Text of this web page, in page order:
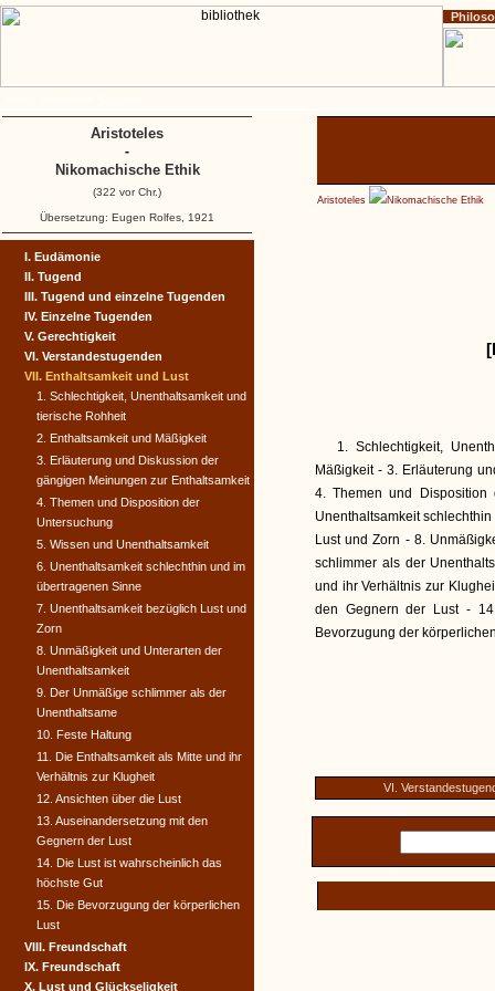
Aristoteles Nikomachische Ethik
1. Schlechtigkeit,
Mäßigkeit - 3. Erläuterung
4. Themen und Disposition
Unenthaltsamkeit
Lust und Zorn - 8.
schlimmer als der
und ihr Verhältnis zur
den Gegnern der Lust -
Bevorzugung der
VI.
I. Eudämonie
II. Tugend
III. Tugend und einzelne Tugenden
IV. Einzelne Tugenden
V. Gerechtigkeit
VI. Verstandestugenden
VII. Enthaltsamkeit und Lust
1. Schlechtigkeit, Unenthaltsamkeit und
tierische Rohheit
2. Enthaltsamkeit und Mäßigkeit
3. Erläuterung und Diskussion der
gängigen Meinungen zur Enthaltsamkeit
4. Themen und Disposition der
Untersuchung
5. Wissen und Unenthaltsamkeit
6. Unenthaltsamkeit schlechthin und im
übertragenen Sinne
7. Unenthaltsamkeit bezüglich Lust und
Zorn
8. Unmäßigkeit und Unterarten der
Unenthaltsamkeit
9. Der Unmäßige schlimmer als der
Unenthaltsame
10. Feste Haltung
11. Die Enthaltsamkeit als Mitte und ihr
Verhältnis zur Klugheit
12. Ansichten über die Lust
13. Auseinandersetzung mit den
Gegnern der Lust
14. Die Lust ist wahrscheinlich das
höchste Gut
15. Die Bevorzugung der körperlichen
Lust
VIII. Freundschaft
IX. Freundschaft
X. Lust und Glückseligkeit
Aristoteles
-
Nikomachische Ethik
(322 vor Chr.)
Übersetzung: Eugen Rolfes, 1921